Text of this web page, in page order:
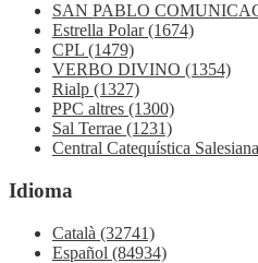
SAN PABLO
Estrella Polar(1674)
CPL (1479)
VERBO DIVINO (1354)
Rialp (1327)
PPC altres (1300)
Sal Terrae (1231)
Central Catequística Salesiana
Idioma
Català (32741)
Español (84934)